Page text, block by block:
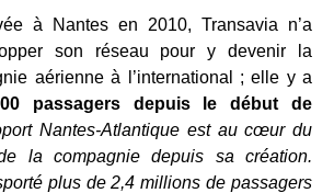
à Nantes en 2010, Transavia n’a
son réseau pour y devenir la
aérienne à l’international ; elle y a
passagers depuis le début de
Nantes-Atlantique est au cœur du
la compagnie depuis sa création.
plus de 2,4 millions de passagers